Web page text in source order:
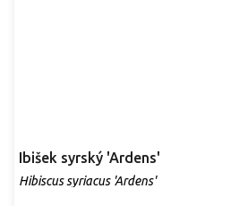
Ibišek syrský 'Ardens'
Hibiscus syriacus 'Ardens'